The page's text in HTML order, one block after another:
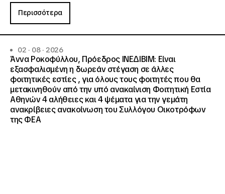
Περισσότερα
02 · 08 · 2026
Άννα Ροκοφύλλου, Πρόεδρος ΙΝΕΔΙΒΙΜ: Είναι
εξασφαλισμένη η δωρεάν στέγαση σε άλλες
φοιτητικές εστίες , για όλους τους φοιτητές που θα
μετακινηθούν από την υπό ανακαίνιση Φοιτητική Εστία
Αθηνών 4 αλήθειες και 4 ψέματα για την γεμάτη
ανακρίβειες ανακοίνωση του Συλλόγου Οικοτρόφων
της ΦΕΑ